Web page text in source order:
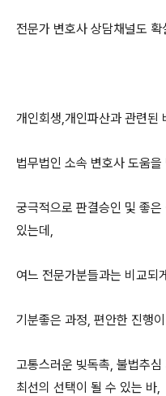
전문가 변호사 상담채널도
개인회생,개인파산과 관련된
법무법인 소속 변호사 도움을
궁극적으로 판결승인 및 좋
있는데,
여느 전문가분들과는 비교되
기분좋은 과정, 편안한 진행
고통스러운 빚독촉, 불법추
최선의 선택이 될 수 있는 바,